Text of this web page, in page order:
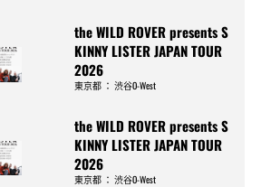
the WILD ROVER presents S
KINNY LISTER JAPAN TOUR
2026
東京都 ：渋谷O-West
the WILD ROVER presents S
KINNY LISTER JAPAN TOUR
2026
東京都 ：渋谷O-West